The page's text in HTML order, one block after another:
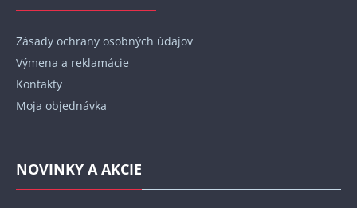
Zásady ochrany osobných údajov
Výmena a reklamácie
Kontakty
Moja objednávka
NOVINKY A AKCIE